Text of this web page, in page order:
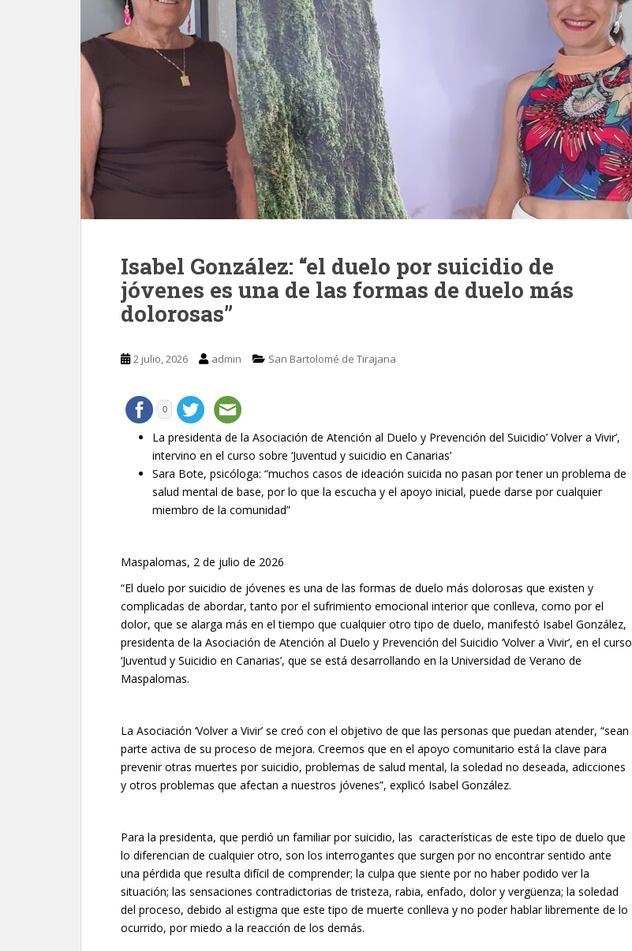
Isabel González: “el duelo por suicidio de
jóvenes es una de las formas de duelo más
dolorosas”
2 julio, 2026 admin San Bartolomé de Tirajana
0
La presidenta de la Asociación de Atención al Duelo y Prevención del Suicidio’ Volver a Vivir’,
intervino en el curso sobre ‘Juventud y suicidio en Canarias’
Sara Bote, psicóloga: “muchos casos de ideación suicida no pasan por tener un problema de
salud mental de base, por lo que la escucha y el apoyo inicial, puede darse por cualquier
miembro de la comunidad”
Maspalomas, 2 de julio de 2026
“El duelo por suicidio de jóvenes es una de las formas de duelo más dolorosas que existen y
complicadas de abordar, tanto por el sufrimiento emocional interior que conlleva, como por el
dolor, que se alarga más en el tiempo que cualquier otro tipo de duelo, manifestó Isabel González,
presidenta de la Asociación de Atención al Duelo y Prevención del Suicidio ‘Volver a Vivir’, en el curso
‘Juventud y Suicidio en Canarias’, que se está desarrollando en la Universidad de Verano de
Maspalomas.
La Asociación ‘Volver a Vivir’ se creó con el objetivo de que las personas que puedan atender, “sean
parte activa de su proceso de mejora. Creemos que en el apoyo comunitario está la clave para
prevenir otras muertes por suicidio, problemas de salud mental, la soledad no deseada, adicciones
y otros problemas que afectan a nuestros jóvenes”, explicó Isabel González.
Para la presidenta, que perdió un familiar por suicidio, las características de este tipo de duelo que
lo diferencian de cualquier otro, son los interrogantes que surgen por no encontrar sentido ante
una pérdida que resulta difícil de comprender; la culpa que siente por no haber podido ver la
situación; las sensaciones contradictorias de tristeza, rabia, enfado, dolor y vergüenza; la soledad
del proceso, debido al estigma que este tipo de muerte conlleva y no poder hablar libremente de lo
ocurrido, por miedo a la reacción de los demás.